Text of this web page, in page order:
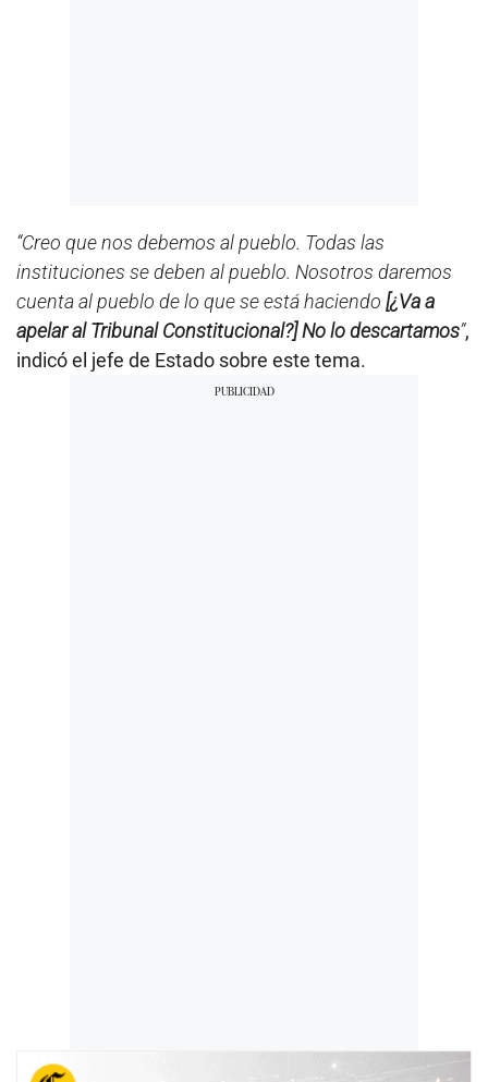
“Creo que nos debemos al pueblo. Todas las
instituciones se deben al pueblo. Nosotros daremos
cuenta al pueblo de lo que se está haciendo [¿Va a
apelar al Tribunal Constitucional?] No lo descartamos”,
indicó el jefe de Estado sobre este tema.